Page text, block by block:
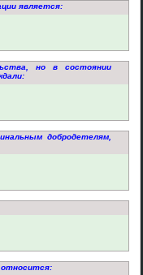
является:
но в состоянии
добродетелям,
относится: